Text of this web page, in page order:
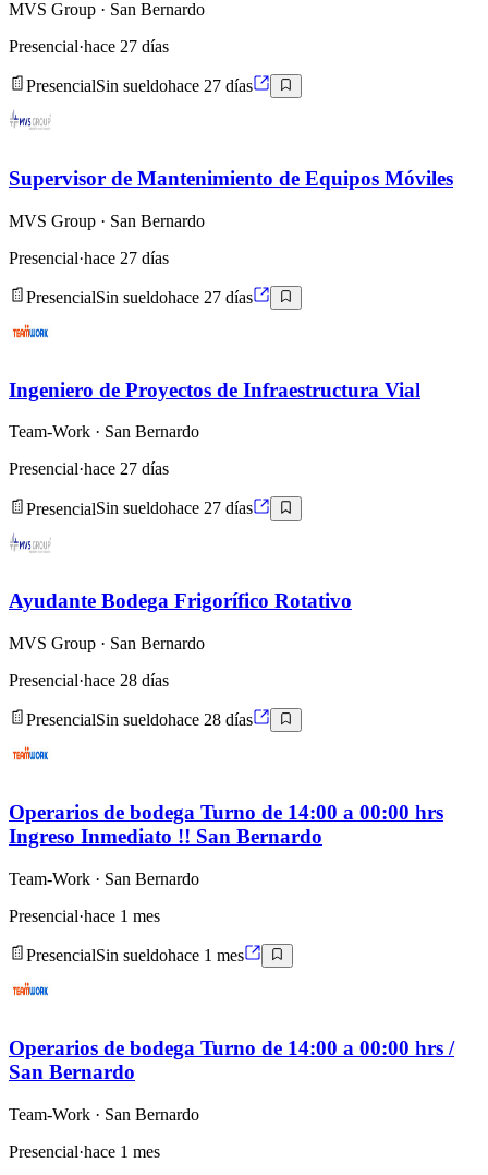
MVS Group · San Bernardo
Presencial·hace 27 días
PresencialSin sueldohace 27 días
Supervisor de Mantenimiento de Equipos Móviles
MVS Group · San Bernardo
Presencial·hace 27 días
PresencialSin sueldohace 27 días
Ingeniero de Proyectos de Infraestructura Vial
Team-Work · San Bernardo
Presencial·hace 27 días
PresencialSin sueldohace 27 días
Ayudante Bodega Frigorífico Rotativo
MVS Group · San Bernardo
Presencial·hace 28 días
PresencialSin sueldohace 28 días
Operarios de bodega Turno de 14:00 a 00:00 hrs
Ingreso Inmediato !! San Bernardo
Team-Work · San Bernardo
Presencial·hace 1 mes
PresencialSin sueldohace 1 mes
Operarios de bodega Turno de 14:00 a 00:00 hrs /
San Bernardo
Team-Work · San Bernardo
Presencial·hace 1 mes